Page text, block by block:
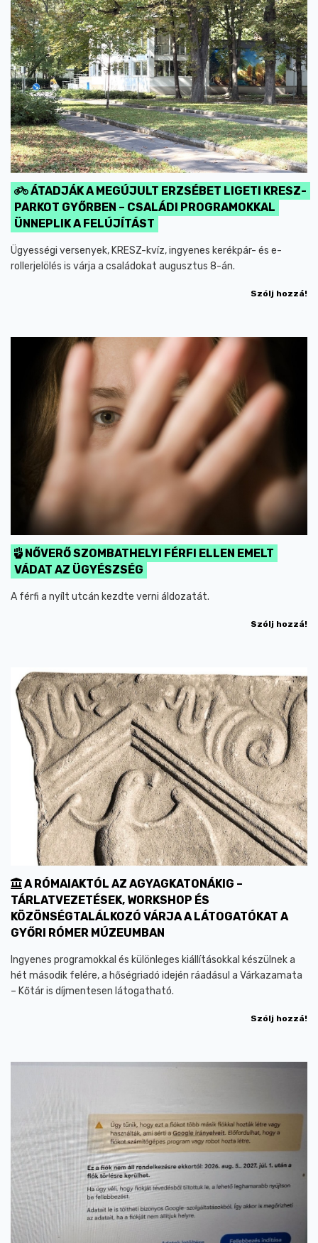
ÁTADJÁK A MEGÚJULT ERZSÉBET LIGETI KRESZ-
PARKOT GYŐRBEN – CSALÁDI PROGRAMOKKAL
ÜNNEPLIK A FELÚJÍTÁST
Ügyességi versenyek, KRESZ-kvíz, ingyenes kerékpár- és e-
rollerjelölés is várja a családokat augusztus 8-án.
Szólj hozzá!
NŐVERŐ SZOMBATHELYI FÉRFI ELLEN EMELT
VÁDAT AZ ÜGYÉSZSÉG
A férfi a nyílt utcán kezdte verni áldozatát.
Szólj hozzá!
A RÓMAIAKTÓL AZ AGYAGKATONÁKIG –
TÁRLATVEZETÉSEK, WORKSHOP ÉS
KÖZÖNSÉGTALÁLKOZÓ VÁRJA A LÁTOGATÓKAT A
GYŐRI RÓMER MÚZEUMBAN
Ingyenes programokkal és különleges kiállításokkal készülnek a
hét második felére, a hőségriadó idején ráadásul a Várkazamata
– Kőtár is díjmentesen látogatható.
Szólj hozzá!